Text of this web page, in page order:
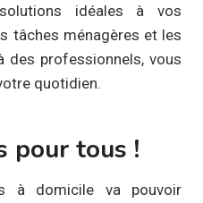
idéales à vos
tâches ménagères et les
professionnels, vous
quotidien.
pour tous !
à domicile va pouvoir